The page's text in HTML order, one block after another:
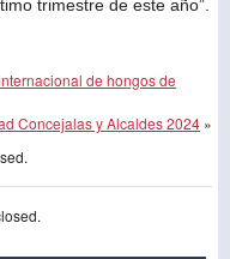
trimestre de este año”.
de hongos de
Concejalas y Alcaldes 2024 »